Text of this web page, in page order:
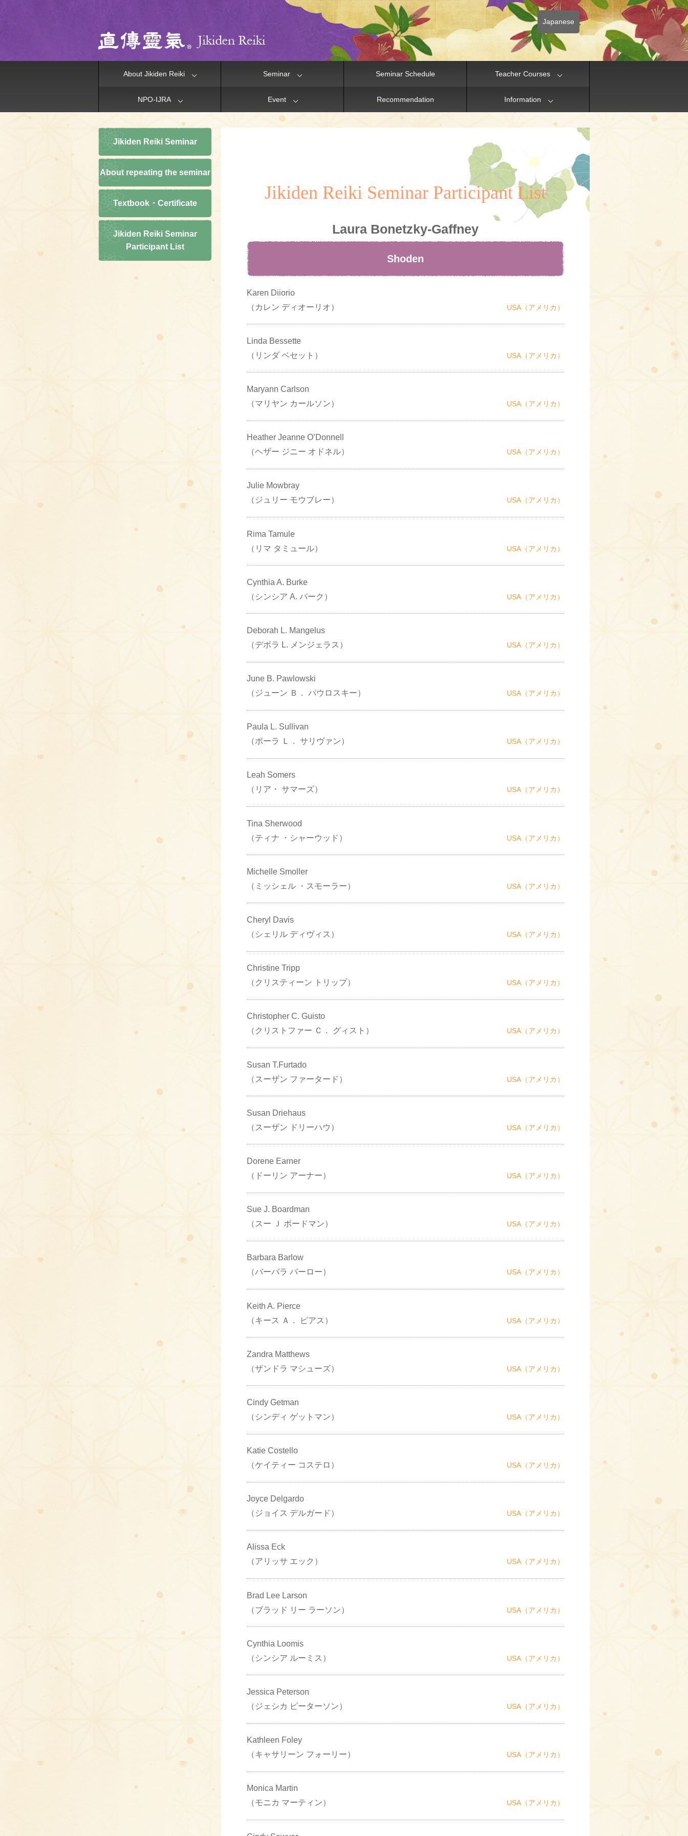
Japanese
About Jikiden Reiki Seminar Seminar Schedule Teacher Courses
NPO-IJRA Event Recommendation Information
Jikiden Reiki Seminar
About repeating the seminar
Textbook・Certificate
Jikiden Reiki Seminar
Participant List
Jikiden Reiki Seminar Participant List
Laura Bonetzky-Gaffney
Shoden
Karen Diiorio
（カレン ディオーリオ）
USA（アメリカ）
Linda Bessette
（リンダ ベセット）
USA（アメリカ）
Maryann Carlson
（マリヤン カールソン）
USA（アメリカ）
Heather Jeanne O’Donnell
（ヘザー ジニー オドネル）
USA（アメリカ）
Julie Mowbray
（ジュリー モウブレー）
USA（アメリカ）
Rima Tamule
（リマ タミュール）
USA（アメリカ）
Cynthia A. Burke
（シンシア A. バーク）
USA（アメリカ）
Deborah L. Mangelus
（デボラ L. メンジェラス）
USA（アメリカ）
June B. Pawlowski
（ジューン Ｂ． パウロスキー）
USA（アメリカ）
Paula L. Sullivan
（ポーラ Ｌ． サリヴァン）
USA（アメリカ）
Leah Somers
（リア・ サマーズ）
USA（アメリカ）
Tina Sherwood
（ティナ ・シャーウッド）
USA（アメリカ）
Michelle Smoller
（ミッシェル ・スモーラー）
USA（アメリカ）
Cheryl Davis
（シェリル ディヴィス）
USA（アメリカ）
Christine Tripp
（クリスティーン トリップ）
USA（アメリカ）
Christopher C. Guisto
（クリストファー Ｃ． グィスト）
USA（アメリカ）
Susan T.Furtado
（スーザン ファータード）
USA（アメリカ）
Susan Driehaus
（スーザン ドリーハウ）
USA（アメリカ）
Dorene Earner
（ドーリン アーナー）
USA（アメリカ）
Sue J. Boardman
（スー Ｊ ボードマン）
USA（アメリカ）
Barbara Barlow
（バーバラ バーロー）
USA（アメリカ）
Keith A. Pierce
（キース Ａ． ピアス）
USA（アメリカ）
Zandra Matthews
（ザンドラ マシューズ）
USA（アメリカ）
Cindy Getman
（シンディ ゲットマン）
USA（アメリカ）
Katie Costello
（ケイティー コステロ）
USA（アメリカ）
Joyce Delgardo
（ジョイス デルガード）
USA（アメリカ）
Alissa Eck
（アリッサ エック）
USA（アメリカ）
Brad Lee Larson
（ブラッド リー ラーソン）
USA（アメリカ）
Cynthia Loomis
（シンシア ルーミス）
USA（アメリカ）
Jessica Peterson
（ジェシカ ピーターソン）
USA（アメリカ）
Kathleen Foley
（キャサリーン フォーリー）
USA（アメリカ）
Monica Martin
（モニカ マーティン）
USA（アメリカ）